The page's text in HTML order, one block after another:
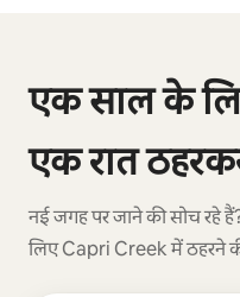
एक साल के
एक रात
नई जगह पर जाने की सोच रहे
लिए Capri Creek में ठहरने
कुल 0 आइटम में से 0 दिखाया जा